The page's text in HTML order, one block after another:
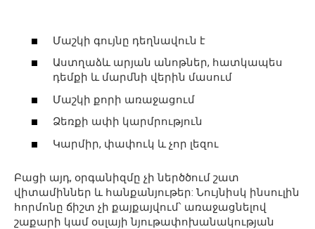
Մաշկի գույնը դեղնավուն է
Աստղաձև արյան անոթներ, հատկապես
դեմքի և մարմնի վերին մասում
Մաշկի քորի առաջացում
Ձեռքի ափի կարմրություն
Կարմիր, փափուկ և չոր լեզու
Բացի այդ, օրգանիզմը չի ներծծում շատ
վիտամիններ և հանքանյութեր: Նույնիսկ ինսուլին
հորմոնը ճիշտ չի քայքայվում՝ առաջացնելով
շաքարի կամ օսլայի նյութափոխանակության